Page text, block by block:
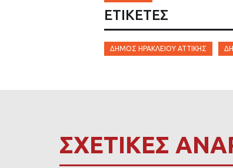
ΕΤΙΚΈΤΕΣ
ΔΉΜΟΣ ΗΡΑΚΛΕΊΟΥ ΑΤΤΙΚΉΣ
ΣΧΕΤΙΚΕΣ